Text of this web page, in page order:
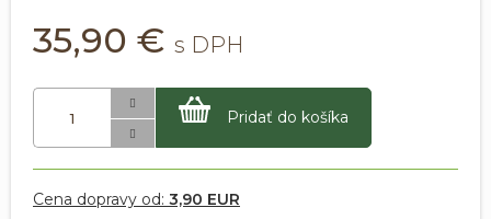
35,90 €
Pridať do košíka
Cena dopravy od: 3,90 EUR